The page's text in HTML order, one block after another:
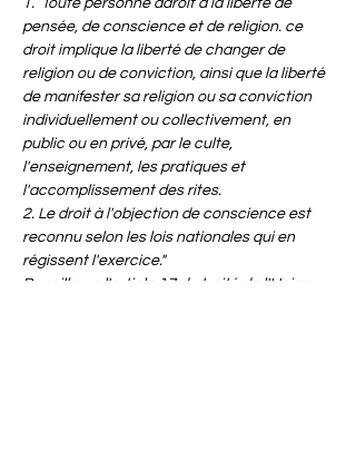
1.  Toute personne adroit à la liberté de
pensée, de conscience et de religion. ce
droit implique la liberté de changer de
religion ou de conviction, ainsi que la liberté
de manifester sa religion ou sa conviction
individuellement ou collectivement, en
public ou en privé, par le culte,
l'enseignement, les pratiques et
l'accomplissement des rites.
2. Le droit à l'objection de conscience est
reconnu selon les lois nationales qui en
régissent l'exercice."
Par ailleurs l'article 17 du traité de l'Union…